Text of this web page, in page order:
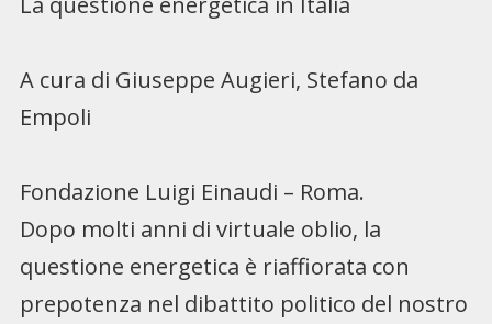
A cura di Giuseppe Augieri, Stefano da
Empoli
Fondazione Luigi Einaudi – Roma.
Dopo molti anni di virtuale oblio, la
questione energetica è riaffiorata con
prepotenza nel dibattito politico del nostro